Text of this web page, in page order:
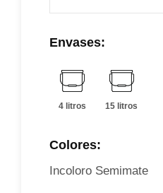
Envases:
4 litros 15 litros
Colores:
Incoloro Semimate